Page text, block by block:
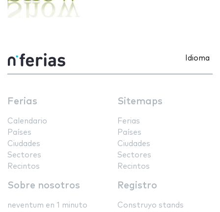
Idioma
Ferias
Calendario
Países
Ciudades
Sectores
Recintos
Sitemaps
Ferias
Países
Ciudades
Sectores
Recintos
Sobre nosotros
neventum en 1 minuto
Registro
Construyo stands